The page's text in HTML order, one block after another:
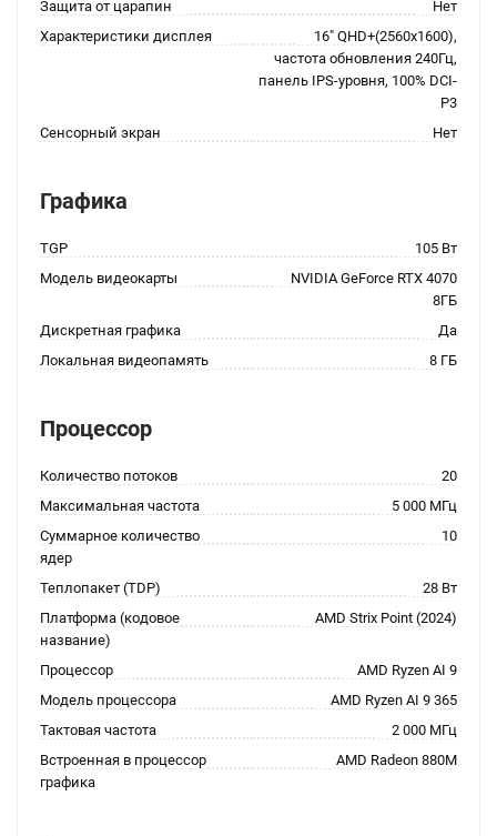
Защита от царапин
Нет
Характеристики дисплея
16" QHD+(2560x1600),
частота обновления 240Гц,
панель IPS-уровня, 100% DCI-
P3
Сенсорный экран
Нет
Графика
TGP
105 Вт
Модель видеокарты
NVIDIA GeForce RTX 4070
8ГБ
Дискретная графика
Да
Локальная видеопамять
8 ГБ
Процессор
Количество потоков
20
Максимальная частота
5 000 МГц
Суммарное количество
ядер
10
Теплопакет (TDP)
28 Вт
Платформа (кодовое
название)
AMD Strix Point (2024)
Процессор
AMD Ryzen AI 9
Модель процессора
AMD Ryzen AI 9 365
Тактовая частота
2 000 МГц
Встроенная в процессор
графика
AMD Radeon 880M